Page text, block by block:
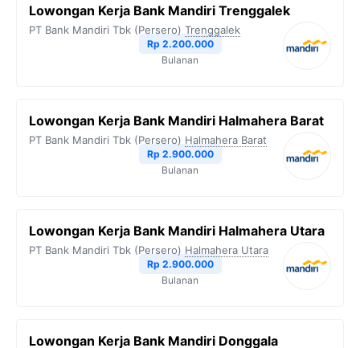
Lowongan Kerja Bank Mandiri Trenggalek
PT Bank Mandiri Tbk (Persero) Trenggalek
Rp 2.200.000
Bulanan
Lowongan Kerja Bank Mandiri Halmahera Barat
PT Bank Mandiri Tbk (Persero) Halmahera Barat
Rp 2.900.000
Bulanan
Lowongan Kerja Bank Mandiri Halmahera Utara
PT Bank Mandiri Tbk (Persero) Halmahera Utara
Rp 2.900.000
Bulanan
Lowongan Kerja Bank Mandiri Donggala